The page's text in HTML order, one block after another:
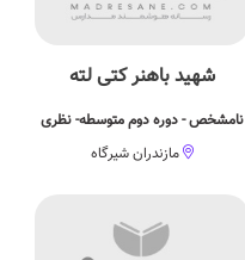
شهید باهنر کتی لته
نامشخص - دوره دوم متوسطه- نظری
مازندران شیرگاه